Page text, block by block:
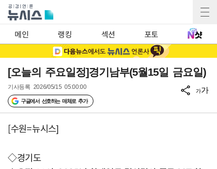
메인 랭킹 섹션 포토
[오늘의 주요일정]경기남부(5월15일 금요일)
기사등록 2026/05/15 05:00:00
구글에서 선호하는 매체로 추가
가가
[수원=뉴시스]
◇경기도